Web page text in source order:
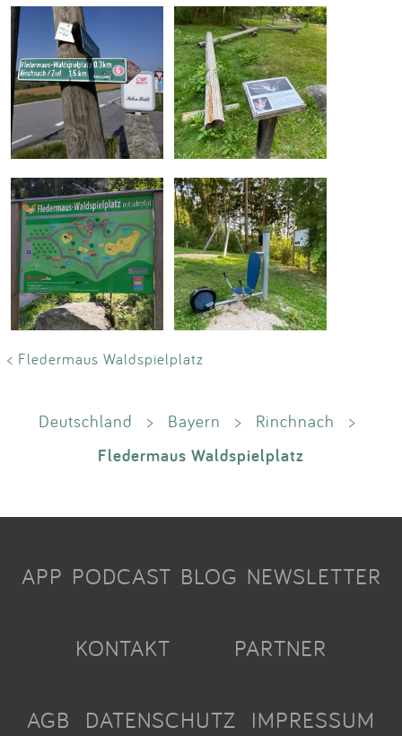
< Fledermaus Waldspielplatz
Deutschland > Bayern > Rinchnach >
Fledermaus Waldspielplatz
APP PODCAST BLOG NEWSLETTER
KONTAKT PARTNER
AGB DATENSCHUTZ IMPRESSUM